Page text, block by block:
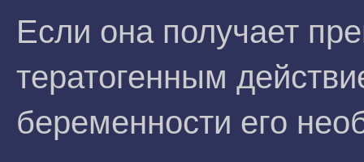
Если она получает
тератогенным
беременности его